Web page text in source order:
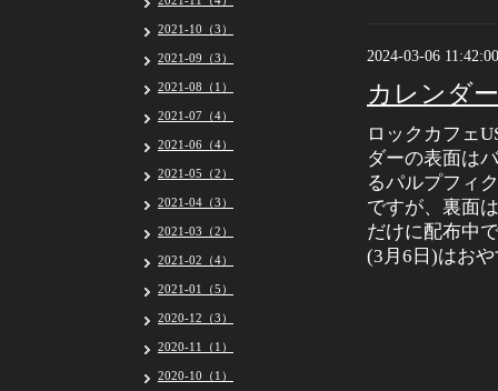
2024-03-06 11:42:00
カレンダ
ロックカフェ
ダーの表面は
るパルプフィ
ですが、裏面
だけに配布中
(3月6日)はお
2021-10（3）
2021-09（3）
2021-08（1）
2021-07（4）
2021-06（4）
2021-05（2）
2021-04（3）
2021-03（2）
2021-02（4）
2021-01（5）
2020-12（3）
2020-11（1）
2020-10（1）